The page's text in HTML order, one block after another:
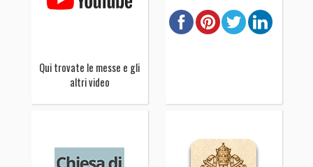
Qui trovate le messe e gli
altri video